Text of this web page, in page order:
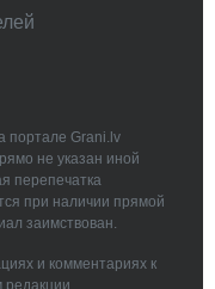
портале Grani.lv
не указан иной
перепечатка
при наличии прямой
заимствован.
и комментариях к